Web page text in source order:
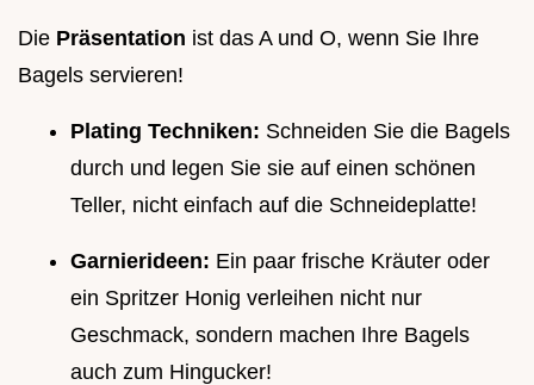
Die Präsentation ist das A und O, wenn Sie Ihre
Bagels servieren!
Plating Techniken: Schneiden Sie die Bagels
durch und legen Sie sie auf einen schönen
Teller, nicht einfach auf die Schneideplatte!
Garnierideen: Ein paar frische Kräuter oder
ein Spritzer Honig verleihen nicht nur
Geschmack, sondern machen Ihre Bagels
auch zum Hingucker!